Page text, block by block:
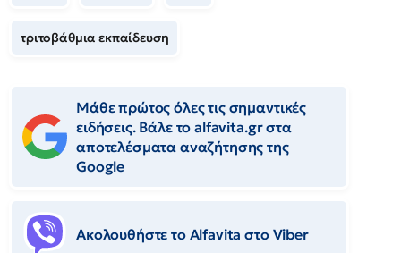
τριτοβάθμια εκπαίδευση
Μάθε πρώτος όλες τις σημαντικές
ειδήσεις. Βάλε το alfavita.gr στα
αποτελέσματα αναζήτησης της
Google
Ακολουθήστε το Αlfavita στο Viber